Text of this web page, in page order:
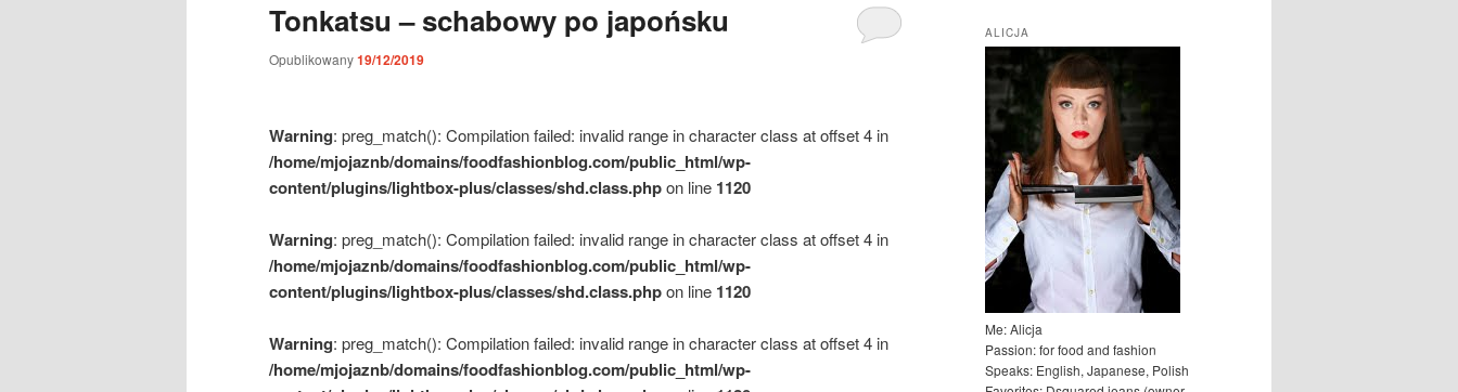
Tonkatsu – schabowy po japońsku
Opublikowany19/12/2019
Warning: preg_match(): Compilation failed: invalid range in character class at offset 4 in
/home/mjojaznb/domains/foodfashionblog.com/public_html/wp-
content/plugins/lightbox-plus/classes/shd.class.phpon line 1120
Warning: preg_match(): Compilation failed: invalid range in character class at offset 4 in
/home/mjojaznb/domains/foodfashionblog.com/public_html/wp-
content/plugins/lightbox-plus/classes/shd.class.phpon line 1120
Warning: preg_match(): Compilation failed: invalid range in character class at offset 4 in
/home/mjojaznb/domains/foodfashionblog.com/public_html/wp-
k
a
ALICJA
Me: Alicja
Passion: for food and fashion
Speaks: English, Japanese, Polish